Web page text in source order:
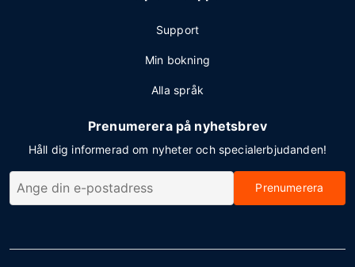
Support
Min bokning
Alla språk
Prenumerera på nyhetsbrev
Håll dig informerad om nyheter och specialerbjudanden!
Prenumerera